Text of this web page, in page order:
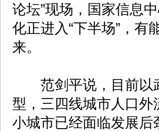
论坛”现场，国家信息
化正进入“下半场”，有
来。
范剑平说，目前以
型，三四线城市人口
小城市已经面临发展后